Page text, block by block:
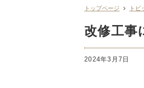
トップページ トピ
改修工事
2024年3月7日